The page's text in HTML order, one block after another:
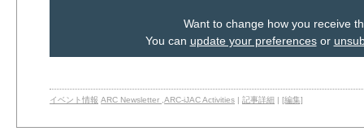
Want to change how you receive
You can update your preferencesor
イベント情報 ARC Newsletter ARC-iJAC Activities | 記事詳細 | [編集]